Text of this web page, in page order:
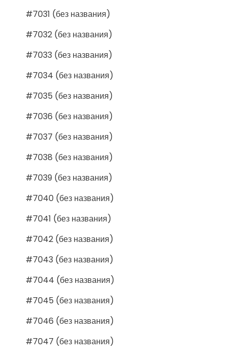
#7031 (без названия)
#7032 (без названия)
#7033 (без названия)
#7034 (без названия)
#7035 (без названия)
#7036 (без названия)
#7037 (без названия)
#7038 (без названия)
#7039 (без названия)
#7040 (без названия)
#7041 (без названия)
#7042 (без названия)
#7043 (без названия)
#7044 (без названия)
#7045 (без названия)
#7046 (без названия)
#7047 (без названия)